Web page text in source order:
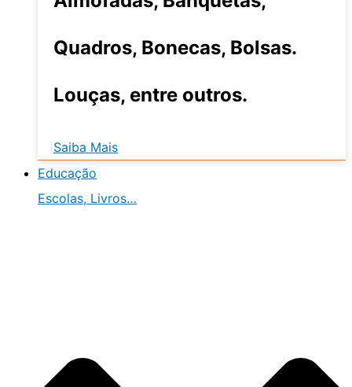
Quadros, Bonecas, Bolsas.
Louças, entre outros.
Saiba Mais
Educação
Escolas, Livros…